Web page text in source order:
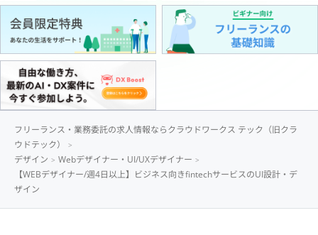
フリーランス・業務委託の求人情報ならクラウドワークス テック（旧クラ
ウドテック）
デザイン
Webデザイナー・UI/UXデザイナー
【WEBデザイナー/週4日以上】ビジネス向きfintechサービスのUI設計・デ
ザイン